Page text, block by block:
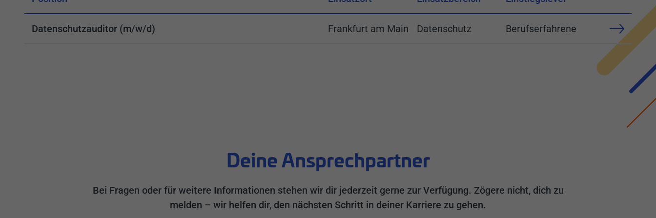
Datenschutzauditor (m/w/d) Frankfurt am Main Datenschutz Berufserfahrene
Deine Ansprechpartner
Bei Fragen oder für weitere Informationen stehen wir dir jederzeit gerne zur Verfügung. Zögere nicht, dich zu
melden – wir helfen dir, den nächsten Schritt in deiner Karriere zu gehen.